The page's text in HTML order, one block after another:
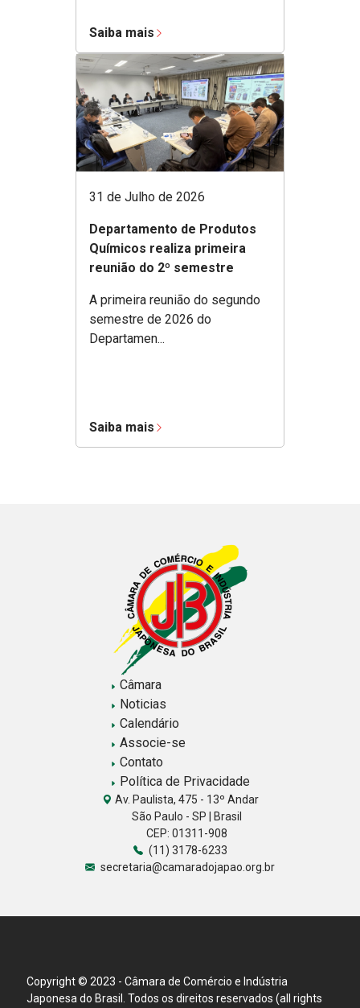
Saiba mais
31 de Julho de 2026
Departamento de Produtos
Químicos realiza primeira
reunião do 2º semestre
A primeira reunião do segundo
semestre de 2026 do
Departamen...
Saiba mais
Câmara
Noticias
Calendário
Associe-se
Contato
Política de Privacidade
Av. Paulista, 475 - 13º Andar
São Paulo - SP | Brasil
CEP: 01311-908
(11) 3178-6233
secretaria@camaradojapao.org.br
Copyright © 2023 - Câmara de Comércio e Indústria
Japonesa do Brasil. Todos os direitos reservados (all rights